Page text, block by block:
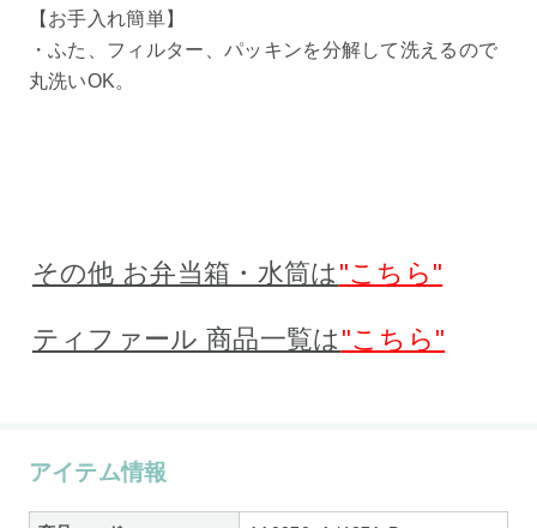
【お手入れ簡単】
・ふた、フィルター、パッキンを分解して洗えるので
丸洗いOK。
その他 お弁当箱・水筒は "こちら"
ティファール 商品一覧は "こちら"
アイテム情報